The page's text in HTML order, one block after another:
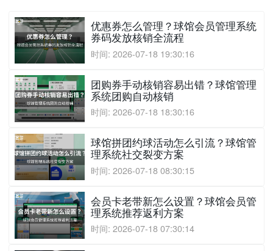
优惠券怎么管理？球馆会员管理系统
券码发放核销全流程
时间: 2026-07-18 19:30:16
团购券手动核销容易出错？球馆管理
系统团购自动核销
时间: 2026-07-18 18:30:16
球馆拼团约球活动怎么引流？球馆管
理系统社交裂变方案
时间: 2026-07-18 08:30:15
会员卡老带新怎么设置？球馆会员管
理系统推荐返利方案
时间: 2026-07-18 07:30:14